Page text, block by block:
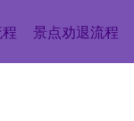
景点劝退流程